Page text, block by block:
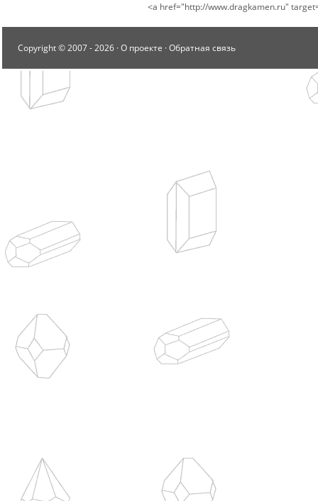
<a href="http://www.dragkamen.ru"
Copyright © 2007 -2026 ·О проекте ·Обратная связь